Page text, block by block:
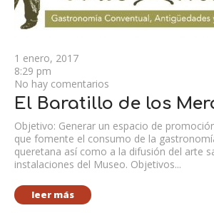
1 enero, 2017
8:29 pm
No hay comentarios
El Baratillo de los
Objetivo: Generar un espacio de
que fomente el consumo de la
queretana así como a la difusión del arte
instalaciones del Museo. Objetivos...
leer más